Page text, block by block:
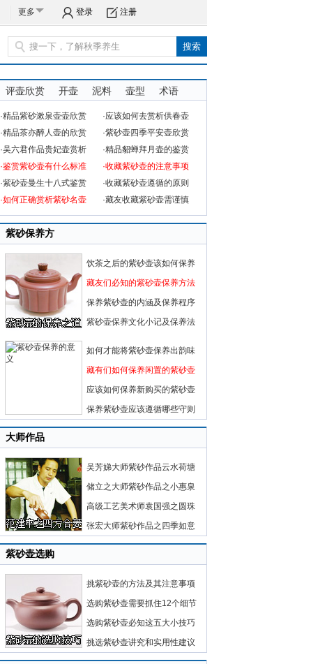
更多 登录 注册
评壶欣赏 开壶 泥料 壶型 术语
·精品紫砂漱泉壶壶欣赏
·应该如何去赏析供春壶
·精品茶亦醉人壶的欣赏
·紫砂壶四季平安壶欣赏
·吴六君作品贵妃壶赏析
·精品貂蝉拜月壶的鉴赏
·鉴赏紫砂壶有什么标准
·收藏紫砂壶的注意事项
·紫砂壶曼生十八式鉴赏
·收藏紫砂壶遵循的原则
·如何正确赏析紫砂名壶
·藏友收藏紫砂壶需谨慎
紫砂保养方
饮茶之后的紫砂壶该如何保养
藏友们必知的紫砂壶保养方法
保养紫砂壶的内涵及保养程序
紫砂壶保养文化小记及保养法
如何才能将紫砂壶保养出韵味
藏有们如何保养闲置的紫砂壶
应该如何保养新购买的紫砂壶
保养紫砂壶应该遵循哪些守则
大师作品
吴芳娣大师紫砂作品云水荷塘
储立之大师紫砂作品之小惠泉
高级工艺美术师袁国强之圆珠
张宏大师紫砂作品之四季如意
紫砂壶选购
挑紫砂壶的方法及其注意事项
选购紫砂壶需要抓住12个细节
选购紫砂壶必知这五大小技巧
挑选紫砂壶讲究和实用性建议